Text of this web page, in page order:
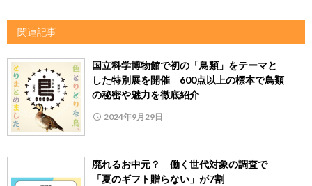
関連記事
国立科学博物館で初の「鳥類」をテーマと
した特別展を開催 600点以上の標本で鳥類
の秘密や魅力を徹底紹介
2024年9月29日
廃れるお中元？ 働く世代対象の調査で
「夏のギフト贈らない」が7割